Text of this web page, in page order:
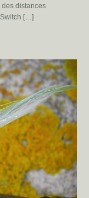
des distances
[…]